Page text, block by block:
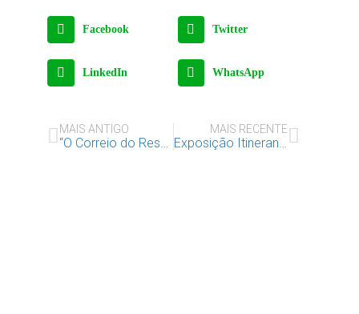
Facebook Twitter
LinkedIn WhatsApp
MAIS ANTIGO
“O Correio do Respeito vai à escola!”
MAIS RECENTE
Exposição Itinerante “Convenção sobre os Direitos da Criança” em Coimbra